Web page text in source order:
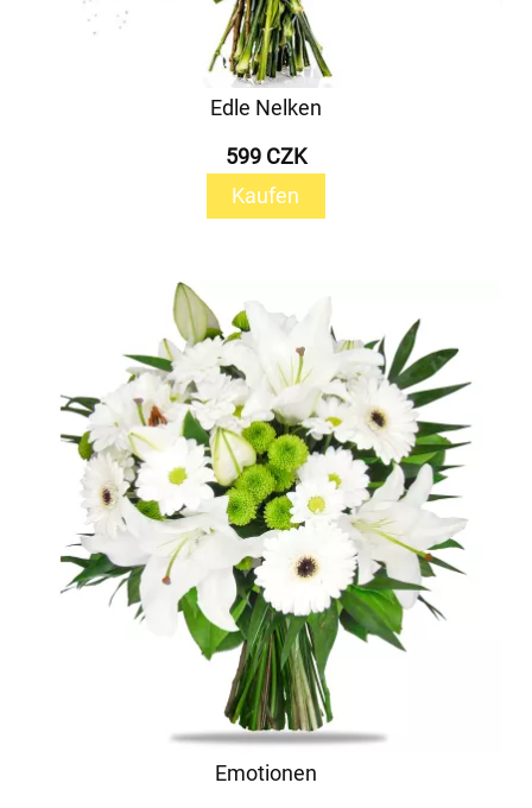
Edle Nelken
599 CZK
Kaufen
Emotionen